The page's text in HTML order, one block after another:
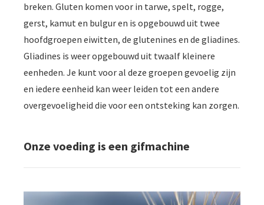
breken. Gluten komen voor in tarwe, spelt, rogge,
gerst, kamut en bulgur en is opgebouwd uit twee
hoofdgroepen eiwitten, de glutenines en de gliadines.
Gliadines is weer opgebouwd uit twaalf kleinere
eenheden. Je kunt voor al deze groepen gevoelig zijn
en iedere eenheid kan weer leiden tot een andere
overgevoeligheid die voor een ontsteking kan zorgen.
Onze voeding is een gifmachine